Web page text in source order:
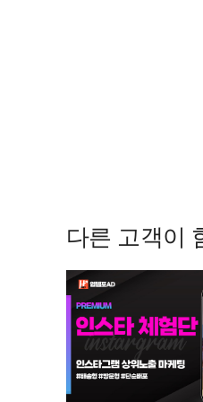
다른 고객이